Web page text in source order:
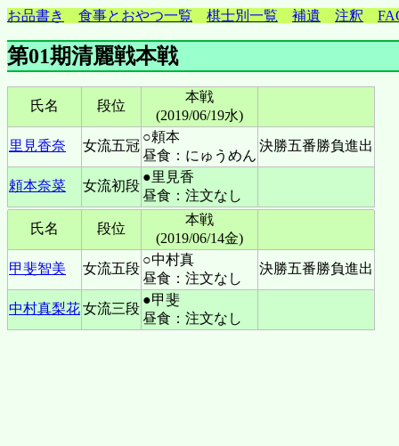
お品書き 食事とおやつ一覧 棋士別一覧 補遺 注釈
第01期清麗戦本戦
氏名 段位
本戦
(2019/06/19水)
里見香奈
女流五冠
○頼本
昼食：にゅうめん
決勝五番勝負進出
頼本奈菜 女流初段
●里見香
昼食：注文なし
氏名 段位
本戦
(2019/06/14金)
甲斐智美
女流五段
○中村真
昼食：注文なし
決勝五番勝負進出
中村真梨花女流三段
●甲斐
昼食：注文なし